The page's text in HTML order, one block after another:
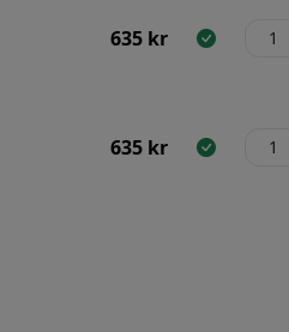
635 kr
635 kr